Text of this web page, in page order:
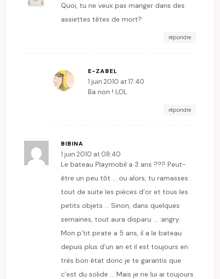
Quoi, tu ne veux pas manger dans des
assiettes têtes de mort?
répondre
E-ZABEL
1 juin 2010 at 17:40
Ba non ! LOL
répondre
BIBINA
1 juin 2010 at 08:40
Le bateau Playmobil a 3 ans ??? Peut-
être un peu tôt … ou alors, tu ramasses
tout de suite les pièces d’or et tous les
petits objets … Sinon, dans quelques
semaines, tout aura disparu … :angry:
Mon p’tit pirate a 5 ans, il a le bateau
depuis plus d’un an et il est toujours en
très bon état donc je te garantis que
c’est du solide … Mais je ne lui ai toujours